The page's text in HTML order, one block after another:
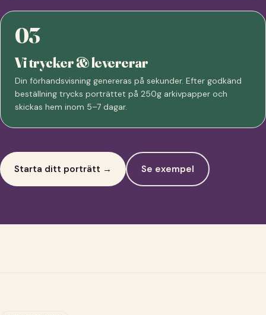
03
Vi trycker & levererar
Din förhandsvisning genereras på sekunder. Efter godkänd
beställning trycks porträttet på 250g arkivpapper och
skickas hem inom 5–7 dagar.
Starta ditt porträtt → Se exempel